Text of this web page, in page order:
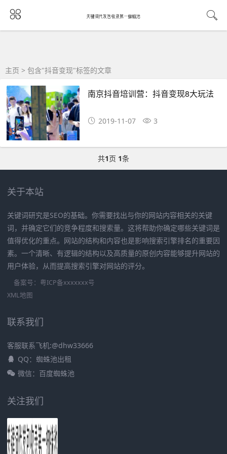
主页 > 包含"抖音变现"标签的文章
南京抖音培训营：抖音变现8大玩法
2019-11-07 3
共1页 1条
关于本站
关键词研究是SEO的基础。你需要找出与你的网站内容相关的关键
词，并确定它们的竞争程度和搜索量。这将帮助你确定哪些关键词是
值得优化的重点。网站的结构和内容也是影响搜索引擎排名的重要因
素。一个清晰、有逻辑的结构以及高质量的原创内容能够提升网站的
用户体验，从而提高搜索引擎对网站的评分。
备案号： 粤ICP备xxxxxxx号
XML地图
联系我们
客服联系飞机:@dhw33666
QQ：蜘蛛池出租
微信：百度蜘蛛池
关注我们